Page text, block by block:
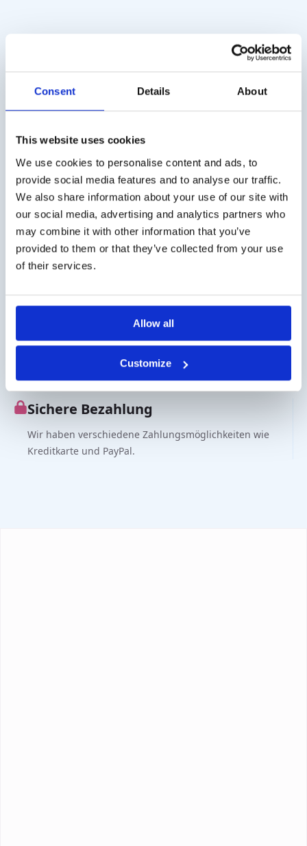
Consent Details About
This website uses cookies
We use cookies to personalise content and ads, to
provide social media features and to analyse our traffic.
We also share information about your use of our site with
our social media, advertising and analytics partners who
may combine it with other information that you’ve
provided to them or that they’ve collected from your use
of their services.
Allow all
Customize
Identification Test
(pk/20)
Screening 12 Test mit
Schmeckstreifen
€
exkl. MwSt.
Versandkosten
Die Versandkosten für Deutschland betragen € 10,- (zzgl.
MwSt.). Für Österreich € 20,- (zzgl. MwSt.).
Geschäftskunde?
für ein Angebot oder bestellen Sie direkt über den
Fragen?
Kontakt über info@medi-sense.nl oder +31 (0)6 27899756
Sichere Bezahlung
Wir haben verschiedene Zahlungsmöglichkeiten wie
Kreditkarte und PayPal.